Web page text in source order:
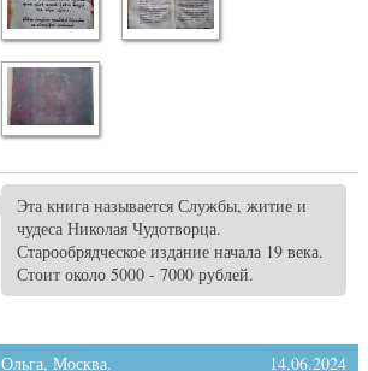
Эта книга называется Службы, житие и
чудеса Николая Чудотворца.
Старообрядческое издание начала 19 века.
Стоит около 5000 - 7000 рублей.
Ольга, Москва.
14.06.2024